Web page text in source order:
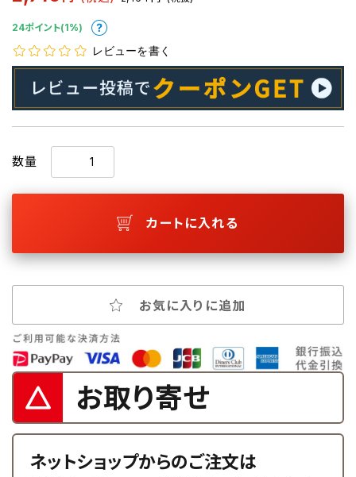
24ポイント(1%)
レビューを書く
数量
カートに入れる
お気に入りに追加
お取り寄せ
ネットショップからのご注文は